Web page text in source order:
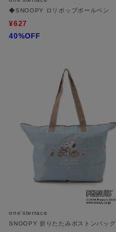
◆SNOOPY ロリポップボールペン
¥627
40%OFF
one'sterrace
SNOOPY 折りたたみボストンバッグ